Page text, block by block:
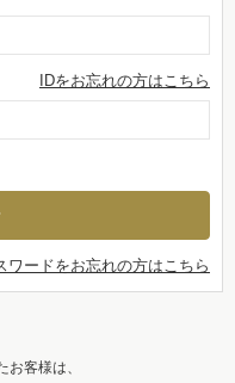
IDをお忘れの方はこちら
ワードをお忘れの方はこちら
客様は、